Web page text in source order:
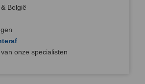
België
van onze specialisten